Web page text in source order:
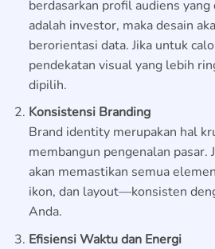
berdasarkan profil audiens
adalah investor, maka desain
berorientasi data. Jika untuk
pendekatan visual yang lebih
dipilih.
Konsistensi Branding
Brand identity merupakan hal
membangun pengenalan pasar.
akan memastikan semua
ikon, dan layout—konsisten
Anda.
Efisiensi Waktu dan Energi